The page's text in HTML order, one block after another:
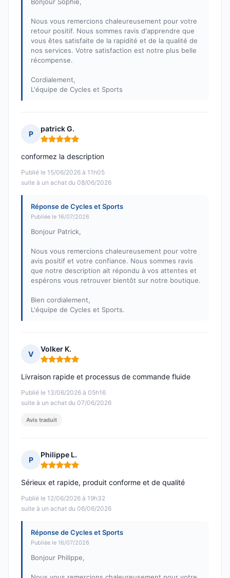
Nous vous remercions chaleureusement pour votre
retour positif. Nous sommes ravis d'apprendre que
vous êtes satisfaite de la rapidité et de la qualité de
nos services. Votre satisfaction est notre plus belle
récompense.
Cordialement,
L'équipe de Cycles et Sports
P
patrick G.
Note : 5 sur 5
Publié le 15/06/2026 à 11h05
suite à un achat du 08/06/2026
conformez la description
Réponse de Cycles et Sports
Publiée le 16/07/2026
Bonjour Patrick,
Nous vous remercions chaleureusement pour votre
avis positif et votre confiance. Nous sommes ravis
que notre description ait répondu à vos attentes et
espérons vous retrouver bientôt sur notre boutique.
Bien cordialement,
L'équipe de Cycles et Sports.
V
Volker K.
Note : 5 sur 5
Publié le 13/06/2026 à 05h16
suite à un achat du 07/06/2026
Livraison rapide et processus de commande fluide
Avis traduit
P
Philippe L.
Note : 5 sur 5
Publié le 12/06/2026 à 19h32
suite à un achat du 06/06/2026
Sérieux et rapide, produit conforme et de qualité
Réponse de Cycles et Sports
Publiée le 16/07/2026
Bonjour Philippe,